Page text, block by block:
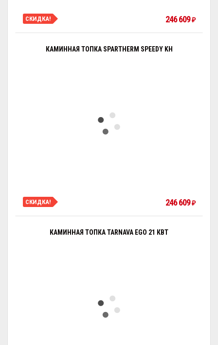
СКИДКА! 246 609₽
КАМИННАЯ ТОПКА SPARTHERM SPEEDY KH
СКИДКА! 246 609₽
КАМИННАЯ ТОПКА TARNAVA EGO 21 КВТ